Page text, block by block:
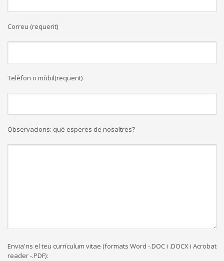
Correu (requerit)
Telèfon o mòbil(requerit)
Observacions: què esperes de nosaltres?
Envia'ns el teu currículum vitae (formats Word -.DOC i .DOCX i Acrobat
reader -.PDF):